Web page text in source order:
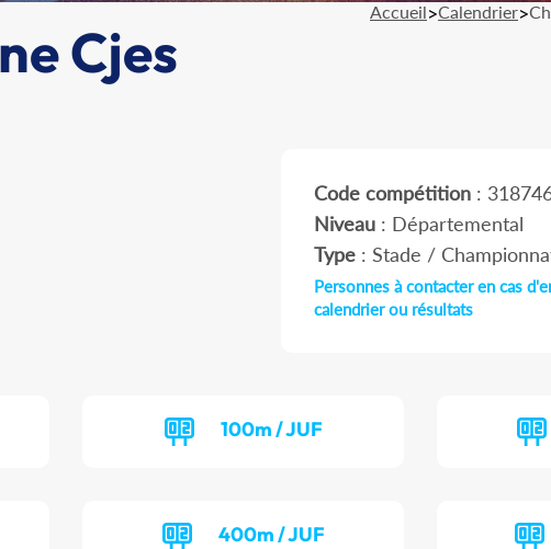
Accueil>Calendrier>
Cjes
Code compétition:
Niveau: Départemental
Type: Stade /
Personnes à contacter en cas
calendrier ou résultats
100m / JUF
400m / JUF